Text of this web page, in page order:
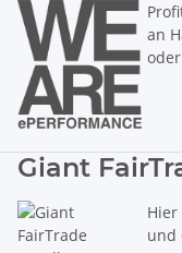
an
Giant
und